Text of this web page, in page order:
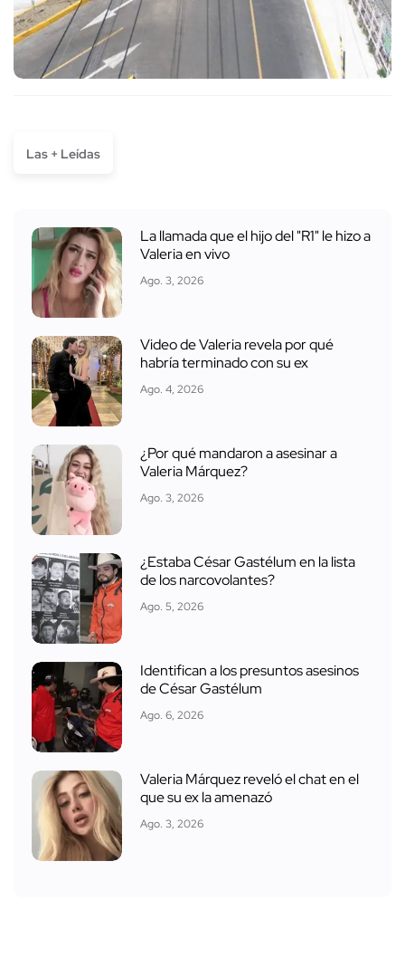
Las + Leídas
La llamada que el hijo del "R1" le hizo a
Valeria en vivo
Ago. 3, 2026
Video de Valeria revela por qué
habría terminado con su ex
Ago. 4, 2026
¿Por qué mandaron a asesinar a
Valeria Márquez?
Ago. 3, 2026
¿Estaba César Gastélum en la lista
de los narcovolantes?
Ago. 5, 2026
Identifican a los presuntos asesinos
de César Gastélum
Ago. 6, 2026
Valeria Márquez reveló el chat en el
que su ex la amenazó
Ago. 3, 2026